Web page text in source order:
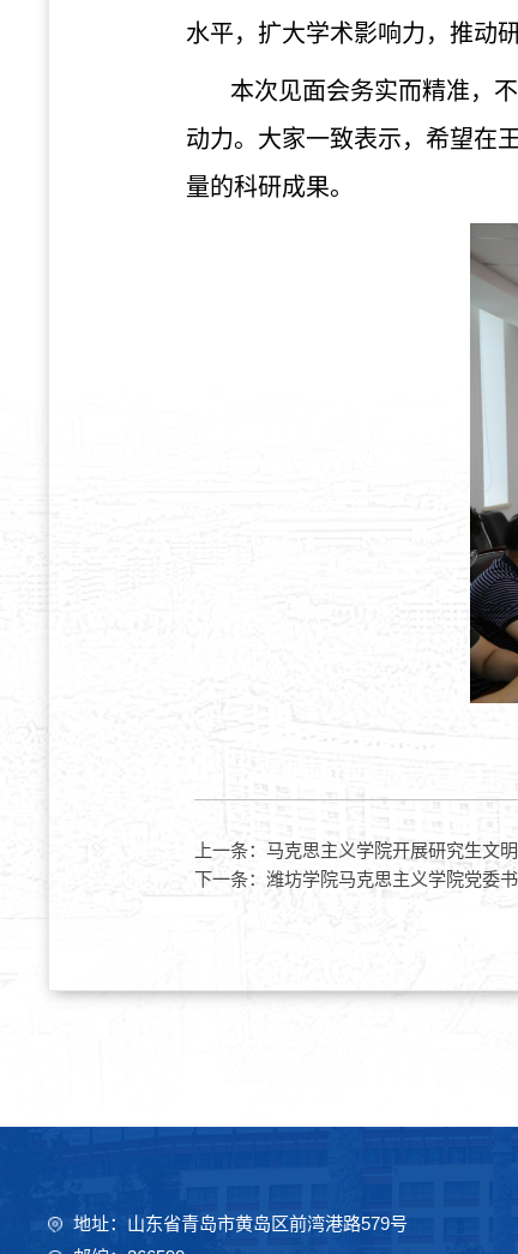
水平，扩大学术影响力，推动
本次见面会务实而精准，
动力。大家一致表示， 希望在
量的科研成果。
上一条： 马克思主义学院开展研究生文
下一条： 潍坊学院马克思主义学院党委
地址：山东省青岛市黄岛区前湾港路579号